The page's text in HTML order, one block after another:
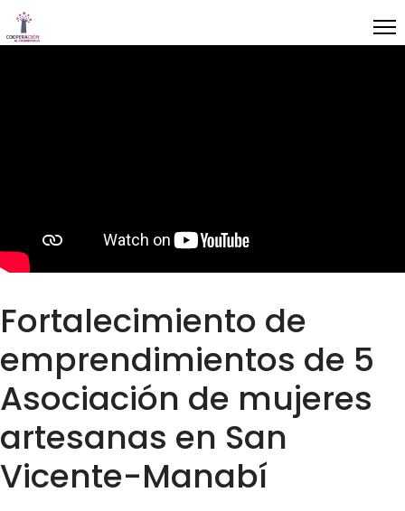
Fortalecimiento de
emprendimientos de 5
Asociación de mujeres
artesanas en San
Vicente-Manabí